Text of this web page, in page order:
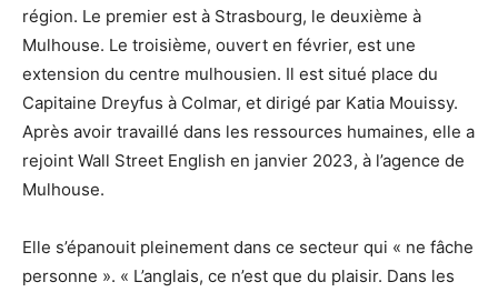
région. Le premier est à Strasbourg, le deuxième à
Mulhouse. Le troisième, ouvert en février, est une
extension du centre mulhousien. Il est situé place du
Capitaine Dreyfus à Colmar, et dirigé par Katia Mouissy.
Après avoir travaillé dans les ressources humaines, elle a
rejoint Wall Street English en janvier 2023, à l’agence de
Mulhouse.
Elle s’épanouit pleinement dans ce secteur qui « ne fâche
personne ». « L’anglais, ce n’est que du plaisir. Dans les